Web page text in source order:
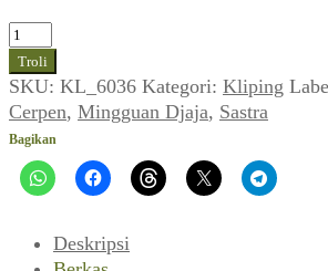
Kuantitas
B.
Djono
~
Hampir
Saja
Mereka
(Mingguan
Djaja_106,
Troli
SKU: KL_6036 Kategori: Kliping
Cerpen, Mingguan Djaja, Sastra
Bagikan
Deskripsi